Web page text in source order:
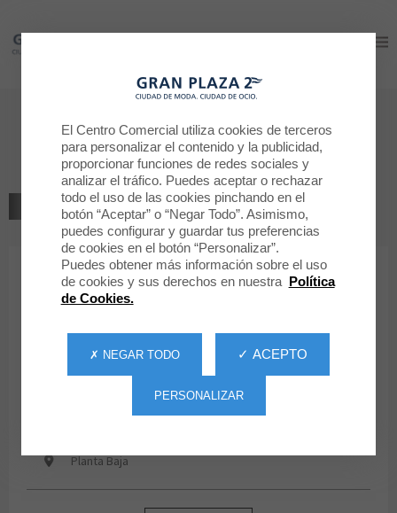
Gran Plaza 2
Bienvenido a
Mango
VOLVER AL LISTADO
MODA MUJER
Mango
Planta Baja
Gran Plaza 2
El Centro Comercial utiliza cookies de terceros
para personalizar el contenido y la publicidad,
proporcionar funciones de redes sociales y
analizar el tráfico. Puedes aceptar o rechazar
todo el uso de las cookies pinchando en el
botón “Aceptar” o “Negar Todo”. Asimismo,
puedes configurar y guardar tus preferencias
de cookies en el botón “Personalizar”.
Puedes obtener más información sobre el uso
de cookies y sus derechos en nuestra Política
de Cookies.
✓ ACEPTO
✗ NEGAR TODO
PERSONALIZAR